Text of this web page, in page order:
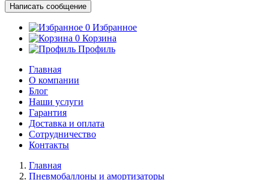
Написать сообщение
0 Избранное
0 Корзина
Профиль
Главная
О компании
Блог
Наши услуги
Гарантия
Доставка и оплата
Сотрудничество
Контакты
Главная
Пневмобаллоны и амортизаторы